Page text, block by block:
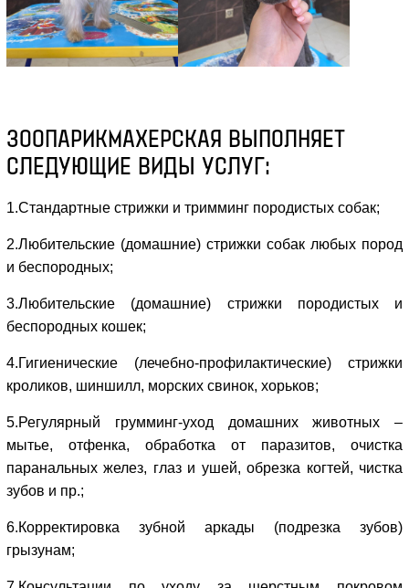
ЗООПАРИКМАХЕРСКАЯ ВЫПОЛНЯЕТ
СЛЕДУЮЩИЕ ВИДЫ УСЛУГ:
1.Стандартные стрижки и тримминг породистых собак;
2.Любительские (домашние) стрижки собак любых пород
и беспородных;
3.Любительские (домашние) стрижки породистых и
беспородных кошек;
4.Гигиенические (лечебно-профилактические) стрижки
кроликов, шиншилл, морских свинок, хорьков;
5.Регулярный грумминг-уход домашних животных –
мытье, отфенка, обработка от паразитов, очистка
паранальных желез, глаз и ушей, обрезка когтей, чистка
зубов и пр.;
6.Корректировка зубной аркады (подрезка зубов)
грызунам;